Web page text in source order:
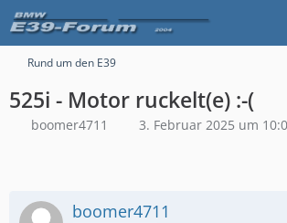
Rund um den E39
525i - Motor ruckelt(e) :-(
boomer4711 3. Februar 2025 um
boomer4711